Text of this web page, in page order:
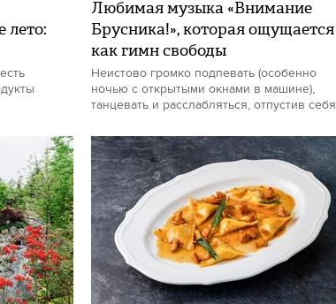
лето:
Любимая музыка «Внимание
Брусника!», которая ощущается
как гимн свободы
Неистово громко подпевать (особенно
ночью с открытыми окнами в машине),
танцевать и расслабляться, отпустив себя